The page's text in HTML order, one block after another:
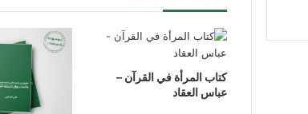
كتاب المرأة في القرآن –
عباس العقاد